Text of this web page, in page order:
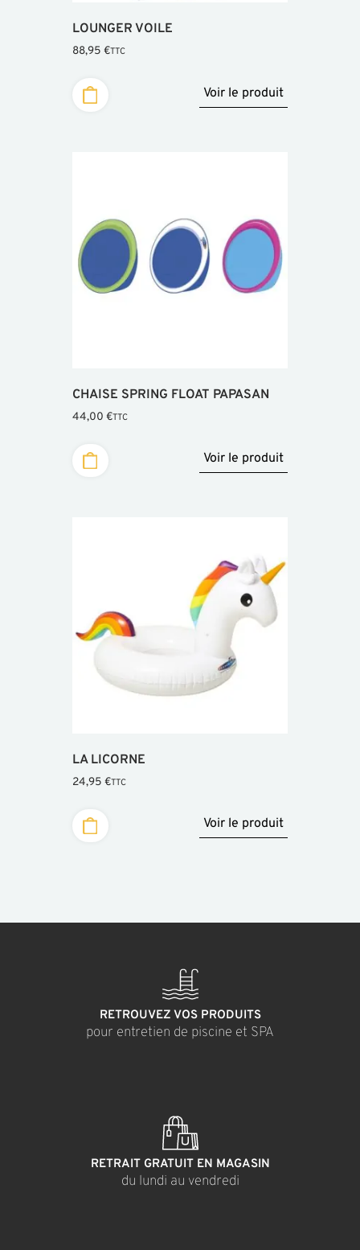
LOUNGER VOILE
88,95 €TTC
Voir le produit
CHAISE SPRING FLOAT PAPASAN
44,00 €TTC
Voir le produit
LA LICORNE
24,95 €TTC
Voir le produit
RETROUVEZ VOS PRODUITS
pour entretien de piscine et SPA
RETRAIT GRATUIT EN MAGASIN
du lundi au vendredi